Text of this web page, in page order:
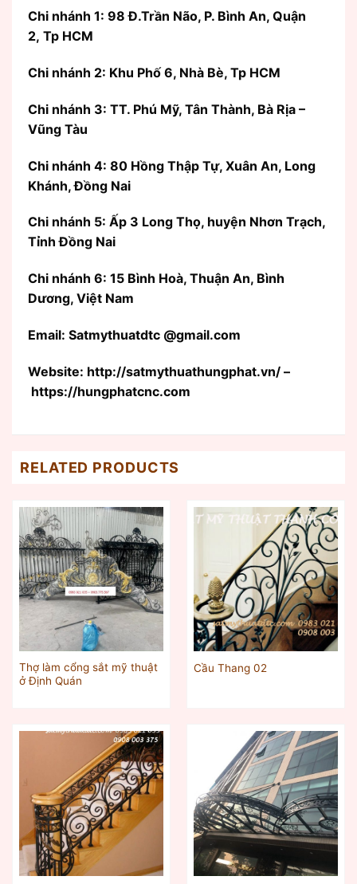
Chi nhánh 1: 98 Đ.Trần Não, P. Bình An, Quận
2, Tp HCM
Chi nhánh 2: Khu Phố 6, Nhà Bè, Tp HCM
Chi nhánh 3: TT. Phú Mỹ, Tân Thành, Bà Rịa –
Vũng Tàu
Chi nhánh 4: 80 Hồng Thập Tự, Xuân An, Long
Khánh, Đồng Nai
Chi nhánh 5: Ấp 3 Long Thọ, huyện Nhơn Trạch,
Tỉnh Đồng Nai
Chi nhánh 6: 15 Bình Hoà, Thuận An, Bình
Dương, Việt Nam
Email: Satmythuatdtc @gmail.com
Website: http://satmythuathungphat.vn/ –
https://hungphatcnc.com
RELATED PRODUCTS
Thợ làm cổng sắt mỹ thuật
ở Định Quán
Cầu Thang 02